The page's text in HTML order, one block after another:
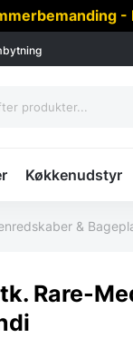
Køkkenudstyr
&
Rare-